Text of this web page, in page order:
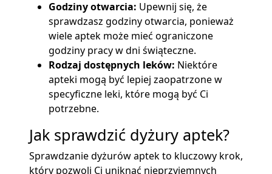
Godziny otwarcia: Upewnij się, że
sprawdzasz godziny otwarcia, ponieważ
wiele aptek może mieć ograniczone
godziny pracy w dni świąteczne.
Rodzaj dostępnych leków: Niektóre
apteki mogą być lepiej zaopatrzone w
specyficzne leki, które mogą być Ci
potrzebne.
Jak sprawdzić dyżury aptek?
Sprawdzanie dyżurów aptek to kluczowy krok,
który pozwoli Ci uniknąć nieprzyjemnych